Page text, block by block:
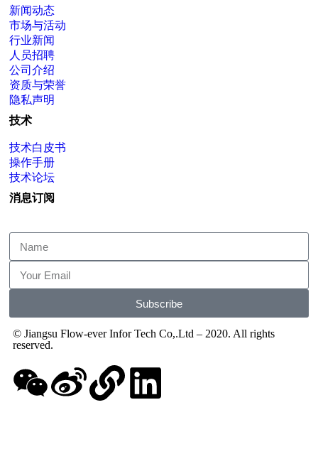
新闻动态
市场与活动
行业新闻
人员招聘
公司介绍
资质与荣誉
隐私声明
技术
技术白皮书
操作手册
技术论坛
消息订阅
Subscribe
© Jiangsu Flow-ever Infor Tech Co,.Ltd – 2020. All rights
reserved.